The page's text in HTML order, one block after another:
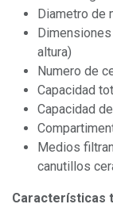
Diametro de
altura)
Numero de
Capacidad
Capacidad
Medios
canutillos
Características